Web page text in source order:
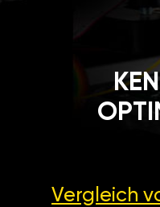
Vergleich